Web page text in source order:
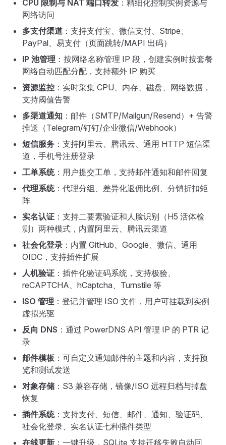
CPU 限制与 NAT 端口转发 ：精细化控制实例资源与
网络访问
多支付渠道 ：支持支付宝、微信支付、Stripe、
PayPal、易支付（页面跳转/MAPI 出码）
IP 池管理 ：按网络名称管理 IP 段，创建实例时按套餐
网络自动匹配分配，支持额外 IP 购买
资源监控 ：实时采集 CPU、内存、磁盘、网络数据，
支持阈值告警
多渠道通知 ：邮件（SMTP/Mailgun/Resend）+ 告警
推送（Telegram/钉钉/企业微信/Webhook）
短信服务 ：支持阿里云、腾讯云、通用 HTTP 短信渠
道，手机号注册登录
工单系统：用户提交工单，支持邮件通知和邮件回复
代理系统：代理分组、差异化返佣比例、分销折扣矩
阵
实名认证 ：支持二要素验证和人脸识别（H5 活体检
测）两种模式，内置阿里云、腾讯云渠道
社会化登录 ：内置 GitHub、Google、微信、通用
OIDC，支持插件扩展
人机验证 ：插件化验证码系统，支持极验、
reCAPTCHA、hCaptcha、Turnstile 等
ISO 管理 ：登记并管理 ISO 文件，用户可挂载到实例
虚拟光驱
反向 DNS ：通过 PowerDNS API 管理 IP 的 PTR 记
录
邮件模板 ：可自定义通知邮件的主题和内容，支持预
览和测试发送
对象存储 ：S3 兼容存储，镜像/ISO 远程归档与掉盘
恢复
插件系统：支持支付、短信、邮件、通知、验证码、
社会化登录、实名认证七种插件类型
在线更新 ：一键升级，SQLite 支持迁移失败自动回